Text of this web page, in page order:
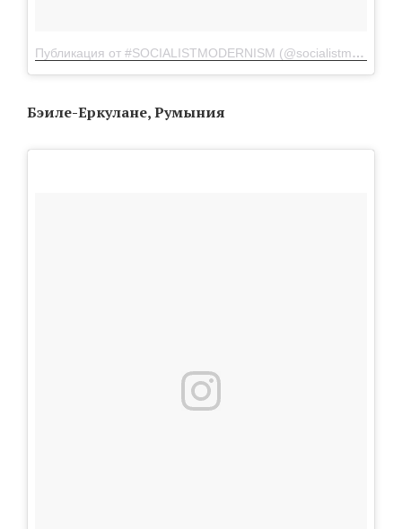
Публикация от #SOCIALISTMODERNISM (@socialistmodernism)
Бэиле-Еркулане, Румыния